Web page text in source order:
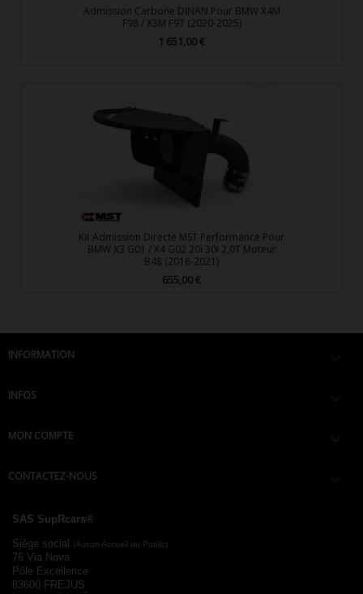
Admission Carbone DINAN Pour BMW X4M
F98 / X3M F97 (2020-2025)
Prix
1 651,00 €
Kit Admission Directe MST Performance Pour
BMW X3 G01 / X4 G02 20i 30i 2,0T Moteur
B48 (2018-2021)
Prix
655,00 €
INFORMATION
INFOS
MON COMPTE
CONTACTEZ-NOUS
SAS SupRcars®
Siège social
(Aucun Accueil du Public)
76 Via Nova
Pôle Excellence
83600 FREJUS